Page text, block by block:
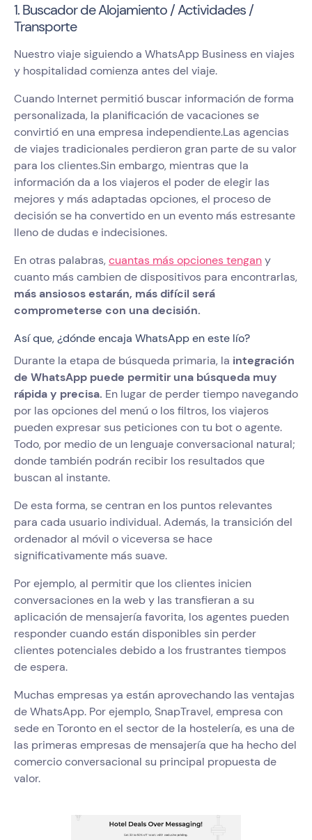
1. Buscador de Alojamiento / Actividades /
Transporte
Nuestro viaje siguiendo a WhatsApp Business en viajes
y hospitalidad comienza antes del viaje.
Cuando Internet permitió buscar información de forma
personalizada, la planificación de vacaciones se
convirtió en una empresa independiente.Las agencias
de viajes tradicionales perdieron gran parte de su valor
para los clientes.Sin embargo, mientras que la
información da a los viajeros el poder de elegir las
mejores y más adaptadas opciones, el proceso de
decisión se ha convertido en un evento más estresante
lleno de dudas e indecisiones.
En otras palabras, cuantas más opciones tengany
cuanto más cambien de dispositivos para encontrarlas,
más ansiosos estarán, más difícil será
comprometerse con una decisión.
Así que, ¿dónde encaja WhatsApp en este lío?
Durante la etapa de búsqueda primaria, la integración
de WhatsApp puede permitir una búsqueda muy
rápida y precisa. En lugar de perder tiempo navegando
por las opciones del menú o los filtros, los viajeros
pueden expresar sus peticiones con tu bot o agente.
Todo, por medio de un lenguaje conversacional natural;
donde también podrán recibir los resultados que
buscan al instante.
De esta forma, se centran en los puntos relevantes
para cada usuario individual. Además, la transición del
ordenador al móvil o viceversa se hace
significativamente más suave.
Por ejemplo, al permitir que los clientes inicien
conversaciones en la web y las transfieran a su
aplicación de mensajería favorita, los agentes pueden
responder cuando están disponibles sin perder
clientes potenciales debido a los frustrantes tiempos
de espera.
Muchas empresas ya están aprovechando las ventajas
de WhatsApp. Por ejemplo, SnapTravel, empresa con
sede en Toronto en el sector de la hostelería, es una de
las primeras empresas de mensajería que ha hecho del
comercio conversacional su principal propuesta de
valor.